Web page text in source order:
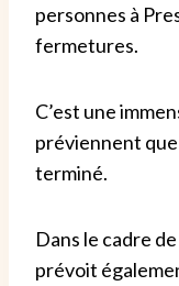
personnes à
fermetures.
C’est une
préviennent que
terminé.
Dans le cadre
prévoit